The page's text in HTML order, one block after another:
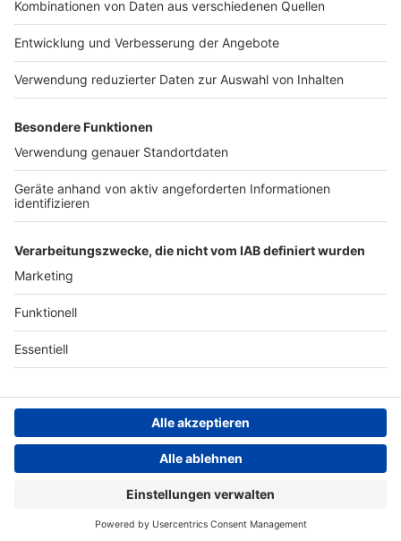
Das Band-ABC
Jobs
Archiv
Teilnahme­bedingungen
Geschäfts­bedingungen
ANTENNE BAYERN GROUP
Grounding Page ROCK
ANTENNE
Kontakt
Studio-Hotline
Datenschutz­erklärung
Cookie- und Drittanbieter-
einstellungen
Persönliche Datenkontrolle
ROCK ANTENNE Live